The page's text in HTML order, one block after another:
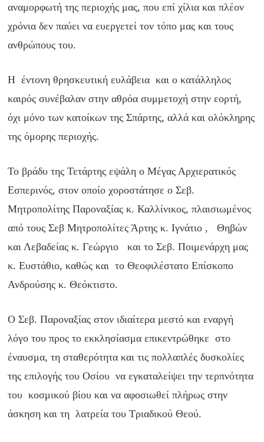
αναμορφωτή της περιοχής μας, που επί χίλια και πλέον
χρόνια δεν παύει να ευεργετεί τον τόπο μας και τους
ανθρώπους του.
Η έντονη θρησκευτική ευλάβεια και ο κατάλληλος
καιρός συνέβαλαν στην αθρόα συμμετοχή στην εορτή,
όχι μόνο των κατοίκων της Σπάρτης, αλλά και ολόκληρης
της όμορης περιοχής.
Το βράδυ της Τετάρτης εψάλη ο Μέγας Αρχιερατικός
Εσπερινός, στον οποίο χοροστάτησε ο Σεβ.
Μητροπολίτης Παροναξίας κ. Καλλίνικος, πλαισιωμένος
από τους Σεβ Μητροπολίτες Άρτης κ. Ιγνάτιο , Θηβών
και Λεβαδείας κ. Γεώργιο και το Σεβ. Ποιμενάρχη μας
κ. Ευστάθιο, καθώς και το Θεοφιλέστατο Επίσκοπο
Ανδρούσης κ. Θεόκτιστο.
Ο Σεβ. Παροναξίας στον ιδιαίτερα μεστό και εναργή
λόγο του προς το εκκλησίασμα επικεντρώθηκε στο
έναυσμα, τη σταθερότητα και τις πολλαπλές δυσκολίες
της επιλογής του Οσίου να εγκαταλείψει την τερπνότητα
του κοσμικού βίου και να αφοσιωθεί πλήρως στην
άσκηση και τη λατρεία του Τριαδικού Θεού.